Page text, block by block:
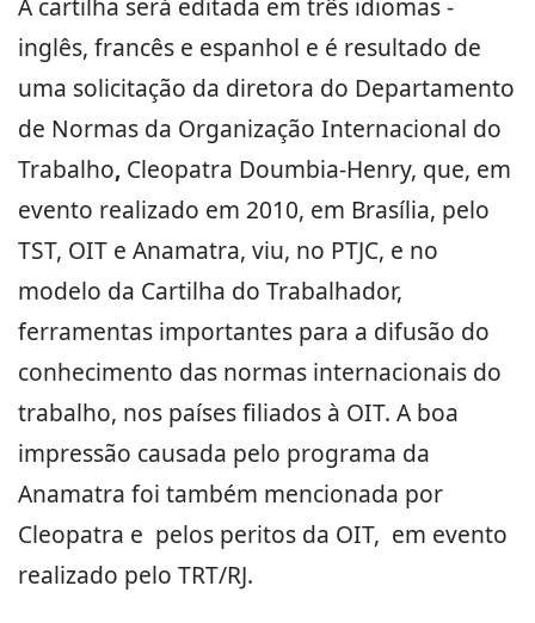
A cartilha será editada em três idiomas -
inglês, francês e espanhol e é resultado de
uma solicitação da diretora do Departamento
de Normas da Organização Internacional do
Trabalho, Cleopatra Doumbia-Henry, que, em
evento realizado em 2010, em Brasília, pelo
TST, OIT e Anamatra, viu, no PTJC, e no
modelo da Cartilha do Trabalhador,
ferramentas importantes para a difusão do
conhecimento das normas internacionais do
trabalho, nos países filiados à OIT. A boa
impressão causada pelo programa da
Anamatra foi também mencionada por
Cleopatra e pelos peritos da OIT, em evento
realizado pelo TRT/RJ.